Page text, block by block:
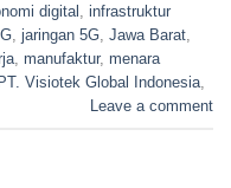
digital
infrastruktur
jaringan 5G Jawa Barat
manufaktur, menara
PT. Visiotek Global Indonesia
Leave a comment